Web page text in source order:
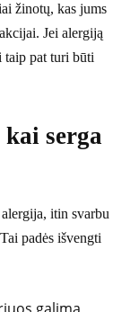
žinotų, kas jums
Jei alergiją
pat turi būti
serga
itin svarbu
padės išvengti